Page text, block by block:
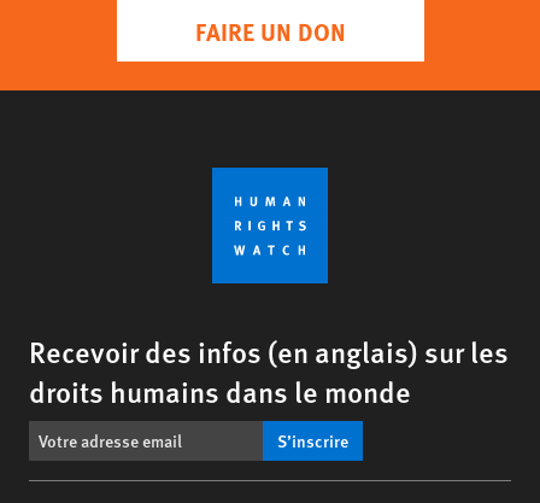
FAIRE UN DON
Recevoir des infos (en anglais) sur les
droits humains dans le monde
S’inscrire